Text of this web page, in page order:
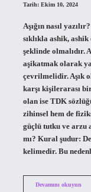
Tarih: Ekim 10, 2024
Aşığın nasıl
sıklıkla ashik,
şeklinde olmalıdır.
aşikatmak olarak
çevrilmelidir. Aşık
karşı kişilerarası
olan ise TDK
zihinsel hem de
güçlü tutku ve arzu
mı? Kural şudur:
kelimedir. Bu
Devamını okuyun